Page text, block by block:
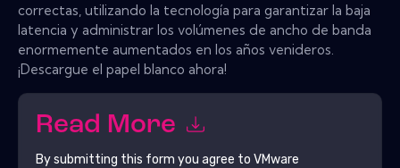
correctas, utilizando la tecnología para garantizar la baja
latencia y administrar los volúmenes de ancho de banda
enormemente aumentados en los años venideros.
¡Descargue el papel blanco ahora!
Read More
By submitting this form you agree to VMware